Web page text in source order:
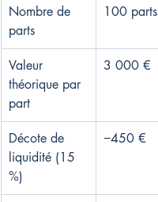
Nombre de
parts
100 parts
Valeur
théorique par
part
3 000 €
Décote de
liquidité (15
%)
−450 €